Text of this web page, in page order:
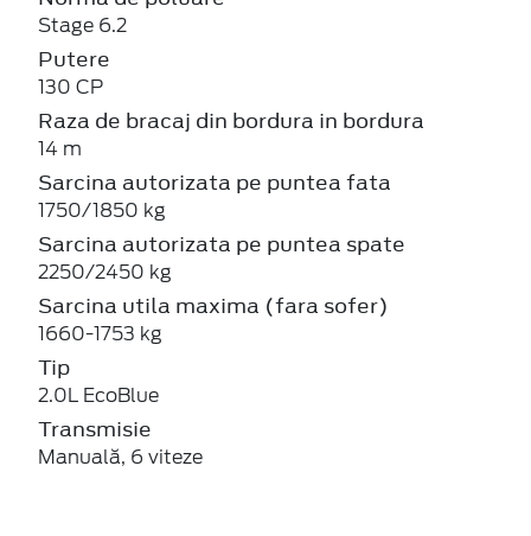
Stage 6.2
Putere
130 CP
Raza de bracaj din bordura in bordura
14 m
Sarcina autorizata pe puntea fata
1750/1850 kg
Sarcina autorizata pe puntea spate
2250/2450 kg
Sarcina utila maxima (fara sofer)
1660-1753 kg
Tip
2.0L EcoBlue
Transmisie
Manuală, 6 viteze